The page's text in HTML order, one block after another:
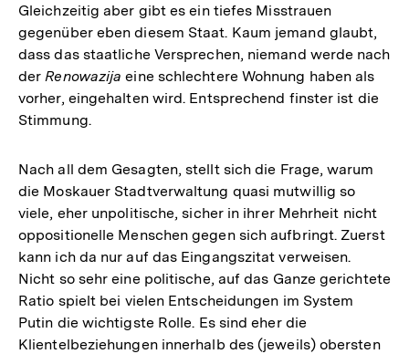
Gleichzeitig aber gibt es ein tiefes Misstrauen
gegenüber eben diesem Staat. Kaum jemand glaubt,
dass das staatliche Versprechen, niemand werde nach
derRenowazija eine schlechtere Wohnung haben als
vorher, eingehalten wird. Entsprechend finster ist die
Stimmung.
Nach all dem Gesagten, stellt sich die Frage, warum
die Moskauer Stadtverwaltung quasi mutwillig so
viele, eher unpolitische, sicher in ihrer Mehrheit nicht
oppositionelle Menschen gegen sich aufbringt. Zuerst
kann ich da nur auf das Eingangszitat verweisen.
Nicht so sehr eine politische, auf das Ganze gerichtete
Ratio spielt bei vielen Entscheidungen im System
Putin die wichtigste Rolle. Es sind eher die
Klientelbeziehungen innerhalb des (jeweils) obersten